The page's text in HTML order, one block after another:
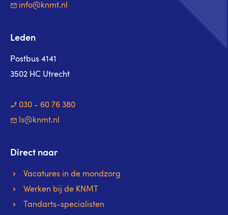
info@knmt.nl
Leden
Postbus 4141
3502 HC Utrecht
030 - 60 76 380
ls@knmt.nl
Direct naar
Vacatures in de mondzorg
Werken bij de KNMT
Tandarts-specialisten